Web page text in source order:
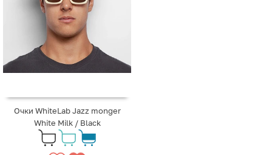
Очки WhiteLab Jazz monger
White Milk / Black